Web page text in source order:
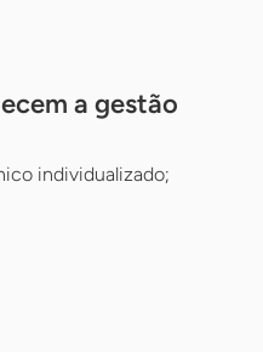
a gestão
individualizado;